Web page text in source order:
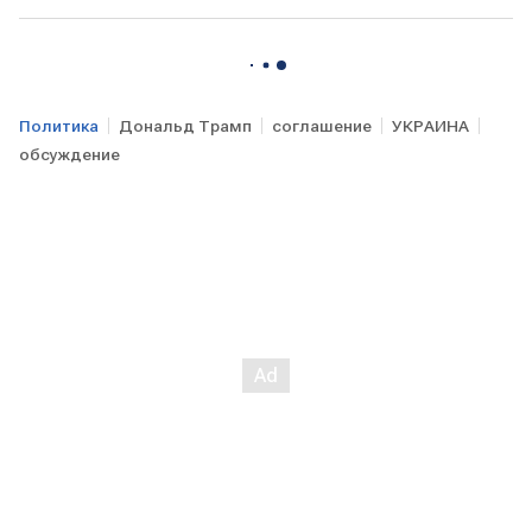
Политика Дональд Трамп соглашение
УКРАИНА
обсуждение